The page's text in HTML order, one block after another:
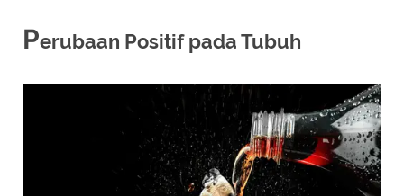
Perubaan Positif pada Tubuh